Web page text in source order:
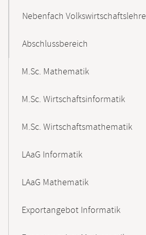
Nebenfach Volkswirtschaftslehre
Abschlussbereich
M.Sc. Mathematik
M.Sc. Wirtschaftsinformatik
M.Sc. Wirtschaftsmathematik
LAaG Informatik
LAaG Mathematik
Exportangebot Informatik